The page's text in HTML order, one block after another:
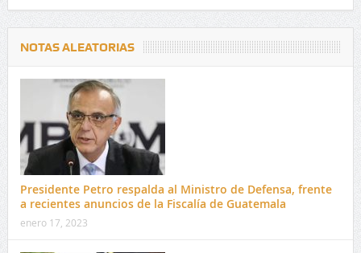
NOTAS ALEATORIAS
Presidente Petro respalda al Ministro de Defensa, frente
a recientes anuncios de la Fiscalía de Guatemala
enero 17, 2023